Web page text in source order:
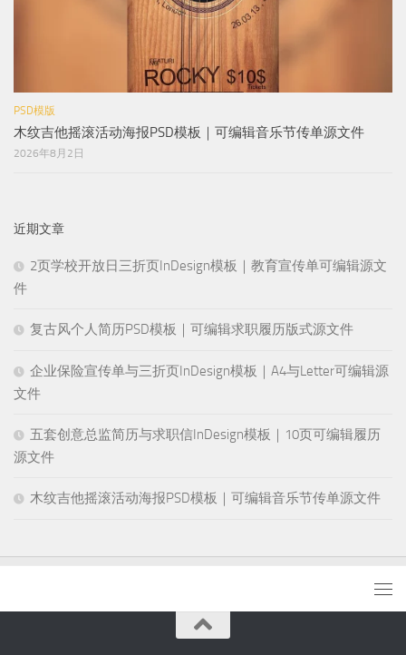
PSD模版
木纹吉他摇滚活动海报PSD模板｜可编辑音乐节传单源文件
2026年8月2日
近期文章
2页学校开放日三折页InDesign模板｜教育宣传单可编辑源文
件
复古风个人简历PSD模板｜可编辑求职履历版式源文件
企业保险宣传单与三折页InDesign模板｜A4与Letter可编辑源
文件
五套创意总监简历与求职信InDesign模板｜10页可编辑履历
源文件
木纹吉他摇滚活动海报PSD模板｜可编辑音乐节传单源文件